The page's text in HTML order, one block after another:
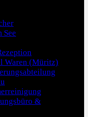
See
Waren (Müritz)
&